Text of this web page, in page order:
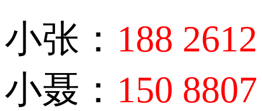
小张： 188
小聂： 150